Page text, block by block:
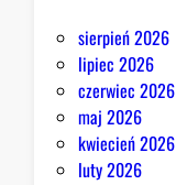
sierpień 2026
lipiec 2026
czerwiec 2026
maj 2026
kwiecień 2026
luty 2026